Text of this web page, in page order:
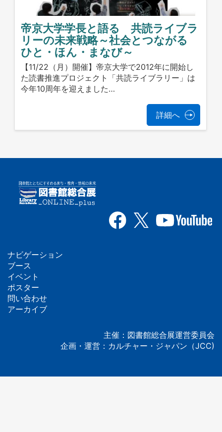
帝京大学学長と語る 共読ライブラ
リーの未来戦略～社会とつながる
ひと・ほん・まなび～
【11/22（月）開催】帝京大学で2012年に開始し
た読書推進プロジェクト「共読ライブラリー」は
今年10周年を迎えました…
詳細へ
フ
ッ
タ
ナビゲーション
ブース
イベント
ポスター
問い合わせ
アーカイブ
主催：図書館総合展運営委員会
企画・運営：カルチャー・ジャパン（JCC)